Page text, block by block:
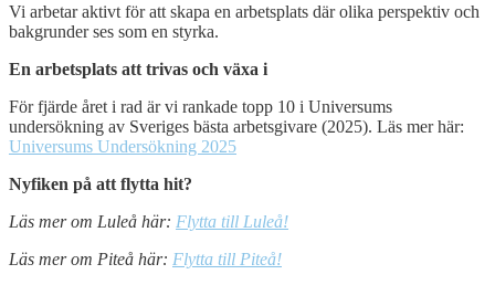
Vi arbetar aktivt för att skapa en arbetsplats där olika perspektiv och
bakgrunder ses som en styrka.
En arbetsplats att trivas och växa i
För fjärde året i rad är vi rankade topp 10 i Universums
undersökning av Sveriges bästa arbetsgivare (2025). Läs mer här:
Universums Undersökning 2025
Nyfiken på att flytta hit?
Läs mer om Luleå här: Flytta till Luleå!
Läs mer om Piteå här: Flytta till Piteå!